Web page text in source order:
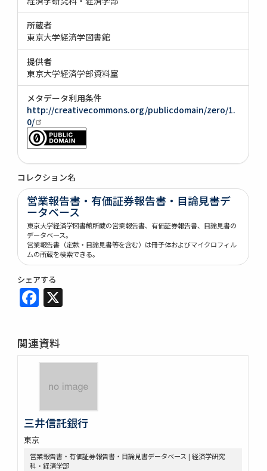
所蔵者
東京大学経済学図書館
提供者
東京大学経済学部資料室
メタデータ利用条件
http://creativecommons.org/publicdomain/zero/1.
0/
コレクション名
営業報告書・有価証券報告書・目論見書デ
ータベース
東京大学経済学図書館所蔵の営業報告書、有価証券報告書、目論見書の
データベース。
営業報告書（定款・目論見書等を含む）は冊子体およびマイクロフィル
ムの所蔵を検索できる。
シェアする
Facebook
関連資料
三井信託銀行
東京
営業報告書・有価証券報告書・目論見書データベース | 経済学研究
科・経済学部